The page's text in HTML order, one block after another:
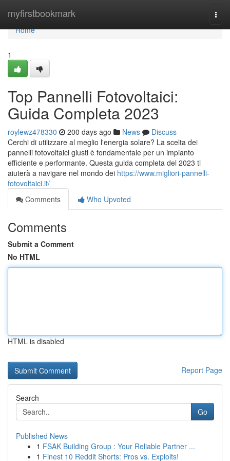
myfirstbookmark
Home
Home
1
Top Pannelli Fotovoltaici:
Guida Completa 2023
roylewz478330 200 days ago News
Discuss
Cerchi di utilizzare al meglio l'energia solare? La scelta dei
pannelli fotovoltaici giusti è fondamentale per un impianto
efficiente e performante. Questa guida completa del 2023 ti
aiuterà a navigare nel mondo dei https://www.migliori-pannelli-
fotovoltaici.it/
Comments
Who Upvoted
Comments
Submit a Comment
No HTML
HTML is disabled
Report Page
Search
Go
Published News
1 FSAK Building Group : Your Reliable Partner ...
1 Finest 10 Reddit Shorts: Pros vs. Exploits!